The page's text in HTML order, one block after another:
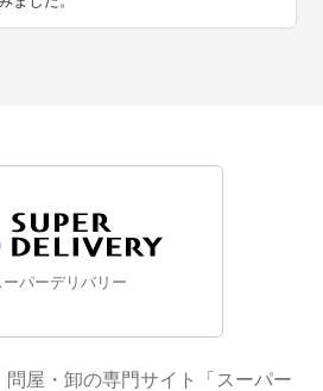
ーパーデリバリー
屋・卸の専門サイト「スーパー